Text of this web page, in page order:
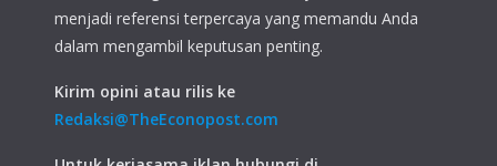
menjadi referensi terpercaya yang memandu Anda
dalam mengambil keputusan penting.
Kirim opini atau rilis ke
Redaksi@TheEconopost.com